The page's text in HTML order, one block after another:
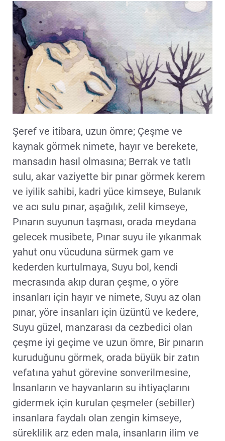
Şeref ve itibara, uzun ömre; Çeşme ve
kaynak görmek nimete, hayır ve berekete,
mansadın hasıl olmasına; Berrak ve tatlı
sulu, akar vaziyette bir pınar görmek kerem
ve iyilik sahibi, kadri yüce kimseye, Bulanık
ve acı sulu pınar, aşağılık, zelil kimseye,
Pınarın suyunun taşması, orada meydana
gelecek musibete, Pınar suyu ile yıkanmak
yahut onu vücuduna sürmek gam ve
kederden kurtulmaya, Suyu bol, kendi
mecrasında akıp duran çeşme, o yöre
insanları için hayır ve nimete, Suyu az olan
pınar, yöre insanları için üzüntü ve kedere,
Suyu güzel, manzarası da cezbedici olan
çeşme iyi geçime ve uzun ömre, Bir pınarın
kuruduğunu görmek, orada büyük bir zatın
vefatına yahut görevine sonverilmesine,
İnsanların ve hayvanların su ihtiyaçlarını
gidermek için kurulan çeşmeler (sebiller)
insanlara faydalı olan zengin kimseye,
süreklilik arz eden mala, insanların ilim ve